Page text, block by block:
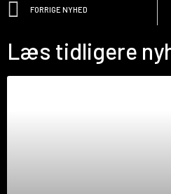
FORRIGE NYHED
Læs tidligere